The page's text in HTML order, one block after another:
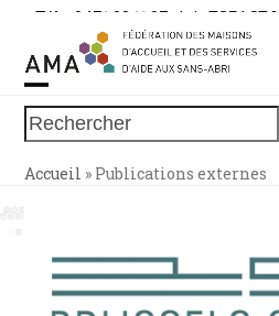
Skip
content
Tél. : 0471 38 11 37 | | ESPACE
Rechercher
Open
mobile
menu
Close
mobile
menu
Accueil » Publications externes